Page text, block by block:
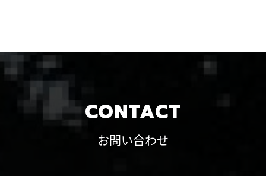
CONTACT
お問い合わせ